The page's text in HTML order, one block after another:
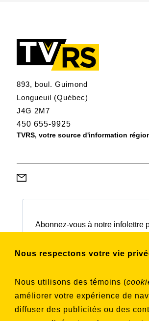
Nous respectons votre vie
Nous utilisons des témoins (
améliorer votre expérience de
diffuser des publicités ou des
893, boul. Guimond
Longueuil (Québec)
J4G 2M7
450 655-9925
TVRS, votre source d'information
Abonnez-vous à notre infolettre
souhaitez vous inscrire
Aucune liste sélectionnée